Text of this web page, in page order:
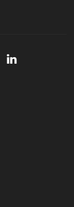
2026! (video)